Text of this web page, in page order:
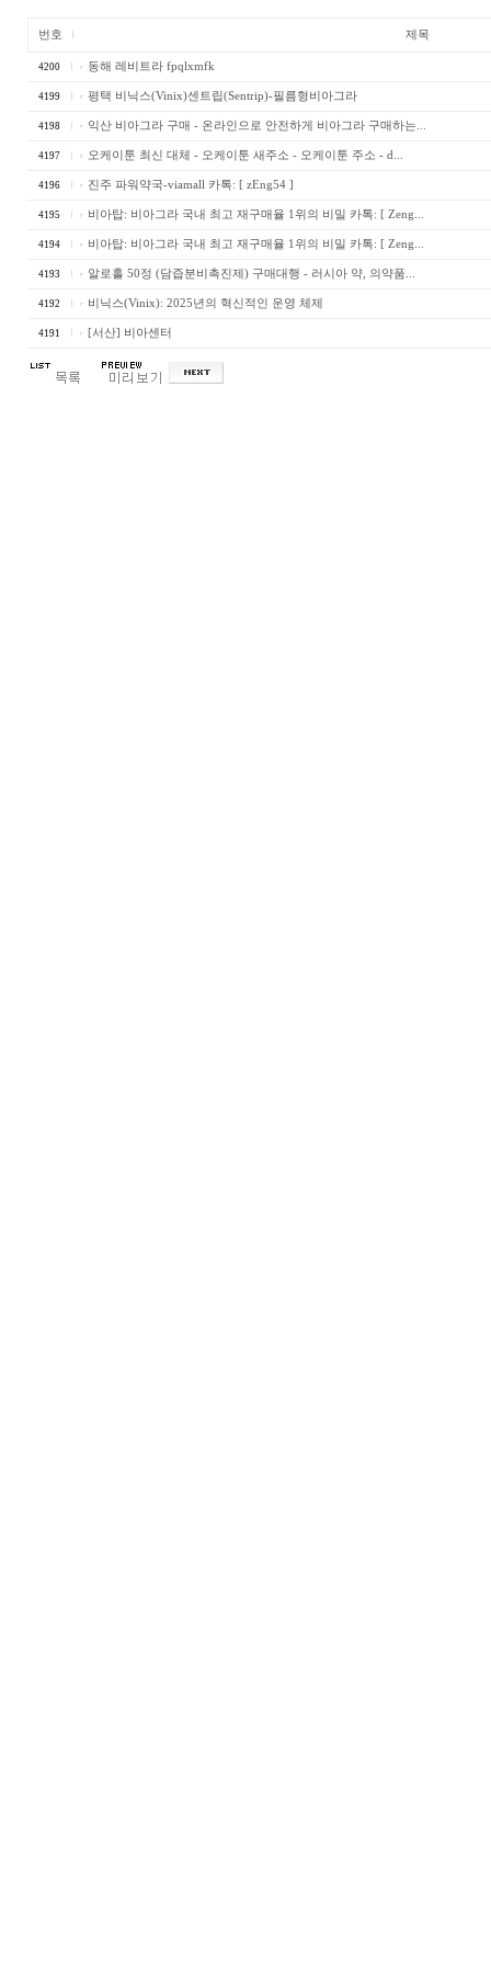
번호 제목
4200 동해 레비트라 fpqlxmfk
4199 평택 비닉스(Vinix)센트립(Sentrip)-필름형비아그라
4198 익산 비아그라 구매 - 온라인으로 안전하게 비아그라 구매하는...
4197 오케이툰 최신 대체 - 오케이툰 새주소 - 오케이툰 주소 - d...
4196 진주 파워약국-viamall 카톡: [ zEng54 ]
4195 비아탑: 비아그라 국내 최고 재구매율 1위의 비밀 카톡: [ Zeng...
4194 비아탑: 비아그라 국내 최고 재구매율 1위의 비밀 카톡: [ Zeng...
4193 알로홀 50정 (담즙분비촉진제) 구매대행 - 러시아 약, 의약품...
4192 비닉스(Vinix): 2025년의 혁신적인 운영 체제
4191 [서산] 비아센터